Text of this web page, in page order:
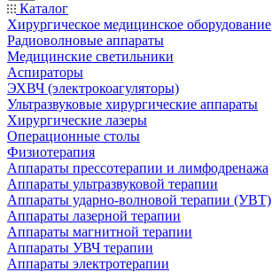
Каталог
Хирургическое медицинское оборудование
Радиоволновые аппараты
Медицинские светильники
Аспираторы
ЭХВЧ (электрокоагуляторы)
Ультразвуковые хирургические аппараты
Хирургические лазеры
Операционные столы
Физиотерапия
Аппараты прессотерапии и лимфодренажа
Аппараты ультразвуковой терапии
Аппараты ударно-волновой терапии (УВТ)
Аппараты лазерной терапии
Аппараты магнитной терапии
Аппараты УВЧ терапии
Аппараты электротерапии